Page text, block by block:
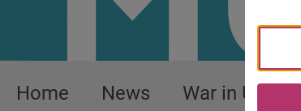
Home News
War in